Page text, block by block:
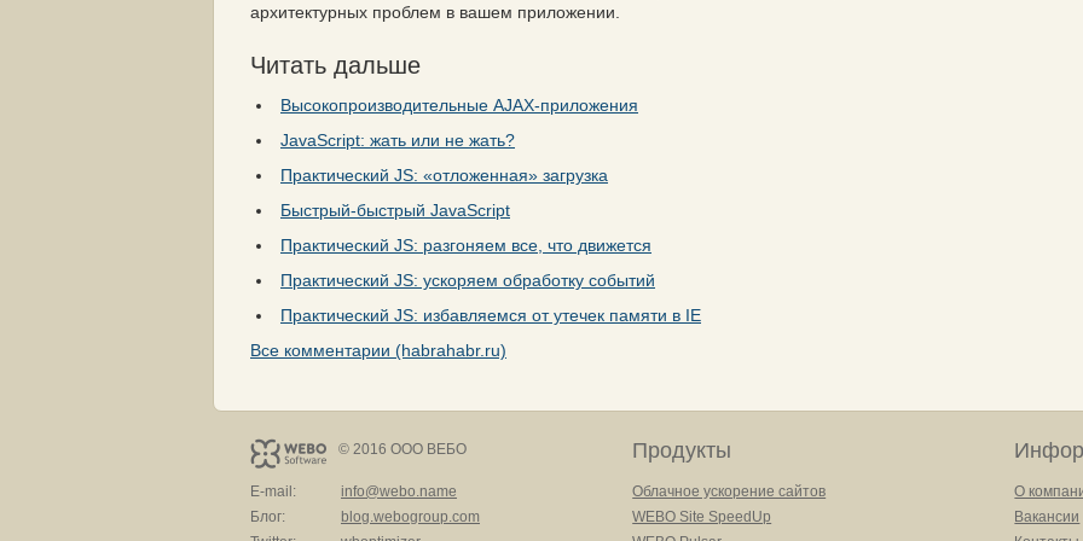
архитектурных проблем в вашем приложении.
Читать дальше
Высокопроизводительные AJAX-приложения
JavaScript: жать или не жать?
Практический JS: «отложенная» загрузка
Быстрый-быстрый JavaScript
Практический JS: разгоняем все, что движется
Практический JS: ускоряем обработку событий
Практический JS: избавляемся от утечек памяти в IE
Все комментарии (habrahabr.ru)
© 2016 ООО ВЕБО
E-mail:
info@webo.name
Блог:
blog.webogroup.com
Продукты
Облачное ускорение сайтов
WEBO Site SpeedUp
О
Вакансии